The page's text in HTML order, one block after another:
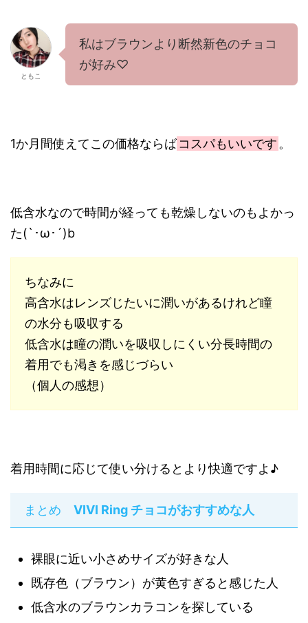
ともこ
私はブラウンより断然新色のチョコ
が好み♡
1か月間使えてこの価格ならばコスパもいいです。
低含水なので時間が経っても乾燥しないのもよかっ
た(`･ω･´)b
ちなみに
高含水はレンズじたいに潤いがあるけれど瞳
の水分も吸収する
低含水は瞳の潤いを吸収しにくい分長時間の
着用でも渇きを感じづらい
（個人の感想）
着用時間に応じて使い分けるとより快適ですよ♪
まとめ VIVI Ring チョコがおすすめな人
裸眼に近い小さめサイズが好きな人
既存色（ブラウン）が黄色すぎると感じた人
低含水のブラウンカラコンを探している